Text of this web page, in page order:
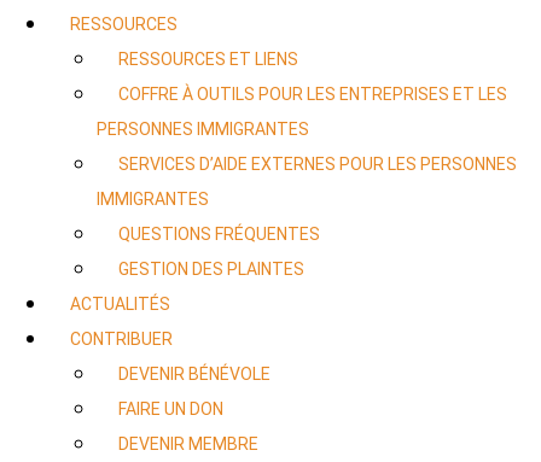
RESSOURCES
RESSOURCES ET LIENS
COFFRE À OUTILS POUR LES ENTREPRISES ET LES
PERSONNES IMMIGRANTES
SERVICES D’AIDE EXTERNES POUR LES PERSONNES
IMMIGRANTES
QUESTIONS FRÉQUENTES
GESTION DES PLAINTES
ACTUALITÉS
CONTRIBUER
DEVENIR BÉNÉVOLE
FAIRE UN DON
DEVENIR MEMBRE